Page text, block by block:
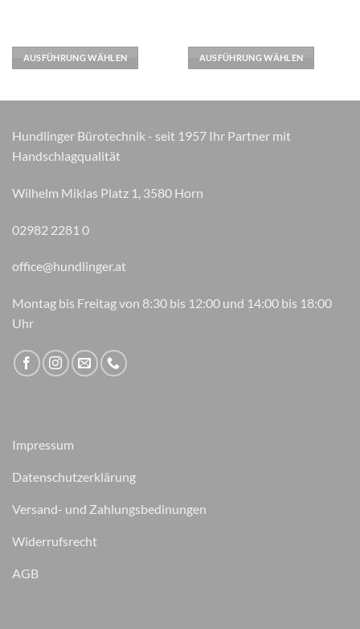
AUSFÜHRUNG WÄHLEN
Die
Produktseite
gewählt
AUSFÜHRUNG WÄHLEN
Die
Produktseite
Hundlinger Bürotechnik - seit 1957 Ihr Partner mit
Handschlagqualität
Wilhelm Miklas Platz 1, 3580 Horn
02982 2281 0
office@hundlinger.at
Montag bis Freitag von 8:30 bis 12:00 und 14:00 bis 18:00
Uhr
Impressum
Datenschutzerklärung
Versand- und Zahlungsbedinungen
Widerrufsrecht
AGB